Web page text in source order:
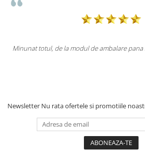
Minunat totul, de la modul de ambalare
Newsletter Nu rata ofertele si promotiile